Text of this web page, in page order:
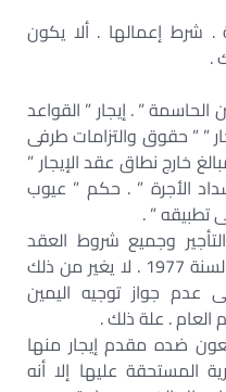
. شرط إعمالها . ألا يكون
.
الحاسمة ” . إيجار ” القواعد
” ” حقوق والتزامات طرفى
خارج نطاق عقد الإيجار ”
الأجرة ” . حكم ” عيوب
تطبيقه ” .
وجميع شروط العقد
بكافة طرق الإثبات . م 24 ق 49 لسنة 1977 . لا يغير من ذلك
115 إثبات على عدم جواز توجيه اليمين
. علة ذلك .
ضده مقدم إيجار منها
المستحقة عليها إلا أنه